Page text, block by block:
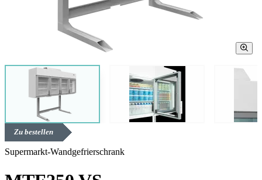
Zu bestellen
Supermarkt-Wandgefrierschrank